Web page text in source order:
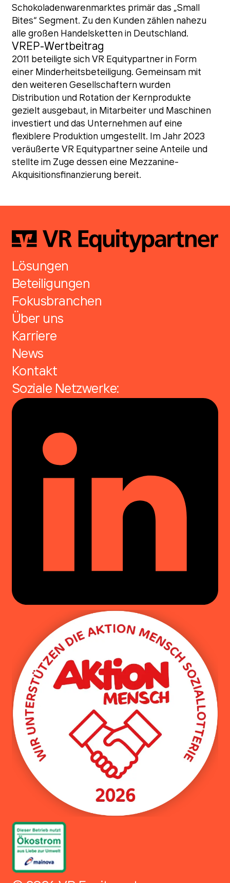
Schokoladenwarenmarktes primär das „Small
Bites“ Segment. Zu den Kunden zählen nahezu
alle großen Handelsketten in Deutschland.
VREP-Wertbeitrag
2011 beteiligte sich VR Equitypartner in Form
einer Minderheitsbeteiligung. Gemeinsam mit
den weiteren Gesellschaftern wurden
Distribution und Rotation der Kernprodukte
gezielt ausgebaut, in Mitarbeiter und Maschinen
investiert und das Unternehmen auf eine
flexiblere Produktion umgestellt. Im Jahr 2023
veräußerte VR Equitypartner seine Anteile und
stellte im Zuge dessen eine Mezzanine-
Akquisitionsfinanzierung bereit.
Lösungen
Beteiligungen
Fokusbranchen
Über uns
Karriere
News
Kontakt
Soziale Netzwerke: